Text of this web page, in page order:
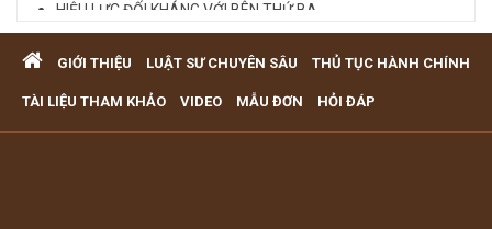
HIỆU LỰC ĐỐI KHÁNG VỚI BÊN THỨ BA
với đất
VĂN PHÒNG LUẬT SƯ TƯ VẤN MIỄN PHÍ QUA ĐIỆN THOẠI
GIỚI THIỆU LUẬT SƯ CHUYÊN SÂU THỦ TỤC HÀNH CHÍNH
TÀI LIỆU THAM KHẢO VIDEO MẪU ĐƠN HỎI ĐÁP